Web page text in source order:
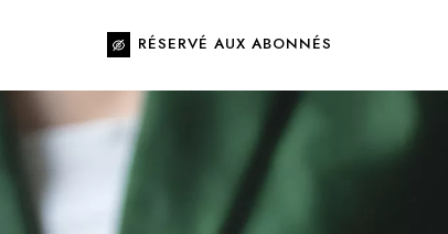
RÉSERVÉ AUX ABONNÉS